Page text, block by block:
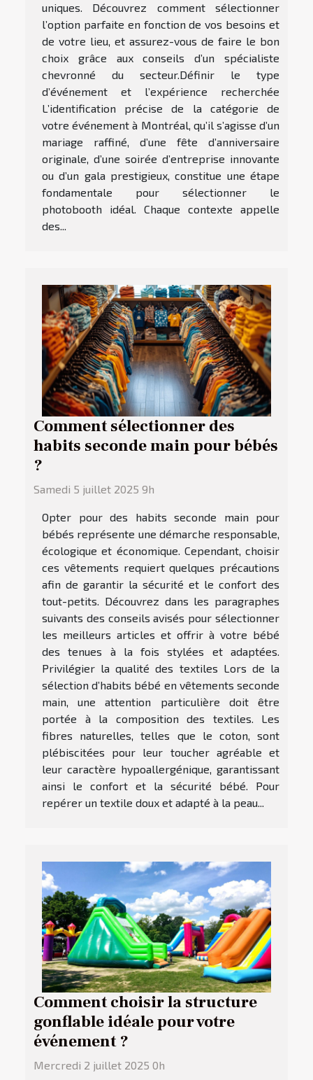
uniques. Découvrez comment sélectionner
l’option parfaite en fonction de vos besoins et
de votre lieu, et assurez-vous de faire le bon
choix grâce aux conseils d’un spécialiste
chevronné du secteur.Définir le type
d’événement et l’expérience recherchée
L’identification précise de la catégorie de
votre événement à Montréal, qu’il s’agisse d’un
mariage raffiné, d’une fête d’anniversaire
originale, d’une soirée d’entreprise innovante
ou d’un gala prestigieux, constitue une étape
fondamentale pour sélectionner le
photobooth idéal. Chaque contexte appelle
des...
Comment sélectionner des
habits seconde main pour bébés
?
Samedi 5 juillet 2025 9h
Opter pour des habits seconde main pour
bébés représente une démarche responsable,
écologique et économique. Cependant, choisir
ces vêtements requiert quelques précautions
afin de garantir la sécurité et le confort des
tout-petits. Découvrez dans les paragraphes
suivants des conseils avisés pour sélectionner
les meilleurs articles et offrir à votre bébé
des tenues à la fois stylées et adaptées.
Privilégier la qualité des textiles Lors de la
sélection d’habits bébé en vêtements seconde
main, une attention particulière doit être
portée à la composition des textiles. Les
fibres naturelles, telles que le coton, sont
plébiscitées pour leur toucher agréable et
leur caractère hypoallergénique, garantissant
ainsi le confort et la sécurité bébé. Pour
repérer un textile doux et adapté à la peau...
Comment choisir la structure
gonflable idéale pour votre
événement ?
Mercredi 2 juillet 2025 0h